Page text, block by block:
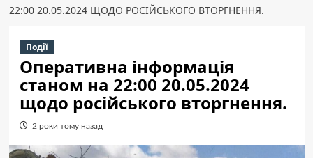
22:00 20.05.2024 ЩОДО РОСІЙСЬКОГО ВТОРГНЕННЯ.
Події
Оперативна інформація
станом на 22:00 20.05.2024
щодо російського вторгнення.
2 роки тому назад